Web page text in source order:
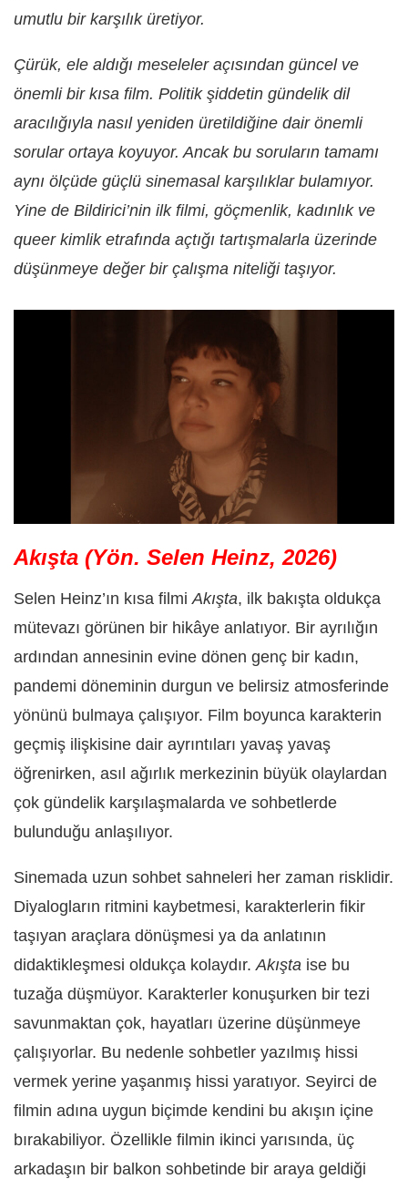
umutlu bir karşılık üretiyor.
Çürük, ele aldığı meseleler açısından güncel ve
önemli bir kısa film. Politik şiddetin gündelik dil
aracılığıyla nasıl yeniden üretildiğine dair önemli
sorular ortaya koyuyor. Ancak bu soruların tamamı
aynı ölçüde güçlü sinemasal karşılıklar bulamıyor.
Yine de Bildirici’nin ilk filmi, göçmenlik, kadınlık ve
queer kimlik etrafında açtığı tartışmalarla üzerinde
düşünmeye değer bir çalışma niteliği taşıyor.
Akışta (Yön. Selen Heinz, 2026)
Selen Heinz’ın kısa filmiAkışta, ilk bakışta oldukça
mütevazı görünen bir hikâye anlatıyor. Bir ayrılığın
ardından annesinin evine dönen genç bir kadın,
pandemi döneminin durgun ve belirsiz atmosferinde
yönünü bulmaya çalışıyor. Film boyunca karakterin
geçmiş ilişkisine dair ayrıntıları yavaş yavaş
öğrenirken, asıl ağırlık merkezinin büyük olaylardan
çok gündelik karşılaşmalarda ve sohbetlerde
bulunduğu anlaşılıyor.
Sinemada uzun sohbet sahneleri her zaman risklidir.
Diyalogların ritmini kaybetmesi, karakterlerin fikir
taşıyan araçlara dönüşmesi ya da anlatının
didaktikleşmesi oldukça kolaydır.Akışta ise bu
tuzağa düşmüyor. Karakterler konuşurken bir tezi
savunmaktan çok, hayatları üzerine düşünmeye
çalışıyorlar. Bu nedenle sohbetler yazılmış hissi
vermek yerine yaşanmış hissi yaratıyor. Seyirci de
filmin adına uygun biçimde kendini bu akışın içine
bırakabiliyor. Özellikle filmin ikinci yarısında, üç
arkadaşın bir balkon sohbetinde bir araya geldiği